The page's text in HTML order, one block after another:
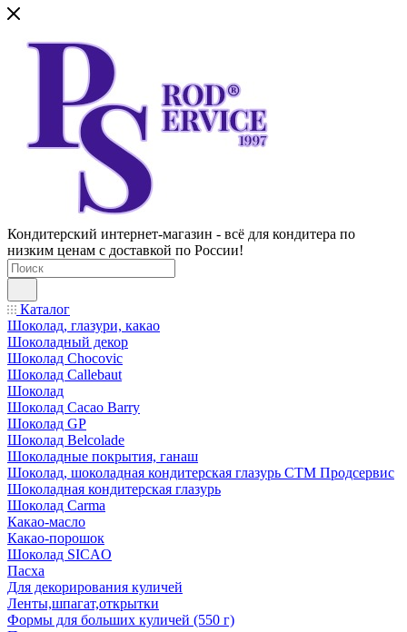
Кондитерский интернет-магазин - всё для кондитера по
низким ценам с доставкой по России!
Каталог
Шоколад, глазури, какао
Шоколадный декор
Шоколад Chocovic
Шоколад Callebaut
Шоколад
Шоколад Cacao Barry
Шоколад GP
Шоколад Belcolade
Шоколадные покрытия, ганаш
Шоколад, шоколадная кондитерская глазурь СТМ Продсервис
Шоколадная кондитерская глазурь
Шоколад Carma
Какао-масло
Какао-порошок
Шоколад SICAO
Пасха
Для декорирования куличей
Ленты,шпагат,открытки
Формы для больших куличей (550 г)